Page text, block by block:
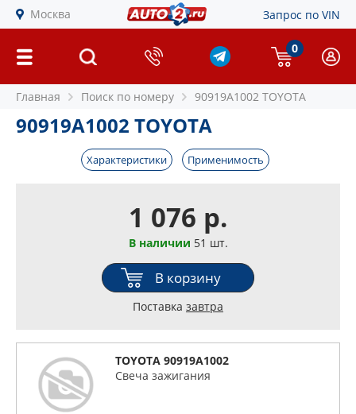
Москва Запрос по VIN
0
Главная Поиск по номеру 90919A1002 TOYOTA
90919A1002 TOYOTA
Характеристики Применимость
1 076 р.
В наличии 51 шт.
В корзину
Поставка завтра
TOYOTA 90919A1002
Свеча зажигания